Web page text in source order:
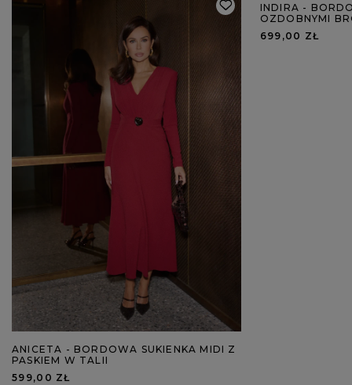
ANICETA - BORDOWA SUKIENKA MIDI Z
PASKIEM W TALII
599,00 ZŁ
INDIRA -
OZDOBNYMI
699,00 ZŁ